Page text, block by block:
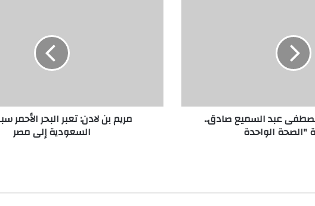
عبد السميع صادق..
"الصحة الواحدة
السعودية
مريم بن لادن: تعبر البحر الأحمر
السعودية إلى مصر